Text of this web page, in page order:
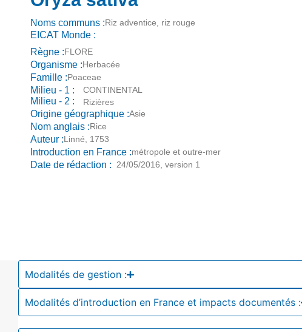
Noms communs :Riz adventice, riz rouge
EICAT Monde :
Règne :FLORE
Organisme :Herbacée
Famille :Poaceae
Milieu - 1 : CONTINENTAL
Milieu - 2 : Rizières
Origine géographique :Asie
Nom anglais :Rice
Auteur :Linné, 1753
Introduction en France :métropole et outre-mer
Date de rédaction : 24/05/2016, version 1
Modalités de gestion :
Modalités d’introduction en France et impacts documentés :